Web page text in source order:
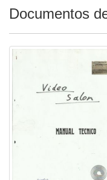
Documentos